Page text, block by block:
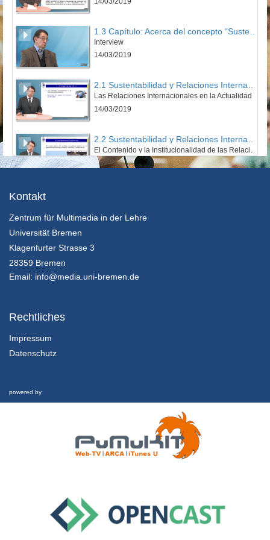
Otras Instituciones :
Resumen 2 :00:39:18
Tareas para el estudio personal :
Interview
14/03/2019
2.1 Sustentabilidad y Relaciones Internacionales
Las Relaciones Internacionales en la Actualidad
14/03/2019
14/03/2019
14/03/2019
Educación y Desarrollo Sustentable
4.3 Universidad y La Sustentabilidad
Kontakt
Zentrum für Multimedia in der Lehre
Universität Bremen
Klagenfurter Strasse 3
28359 Bremen
Email: info@media.uni-bremen.de
Rechtliches
Impressum
Datenschutz
powered by